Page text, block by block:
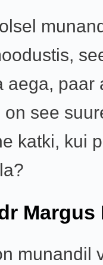
aega, paar
see
katki, kui
Margus
munandil